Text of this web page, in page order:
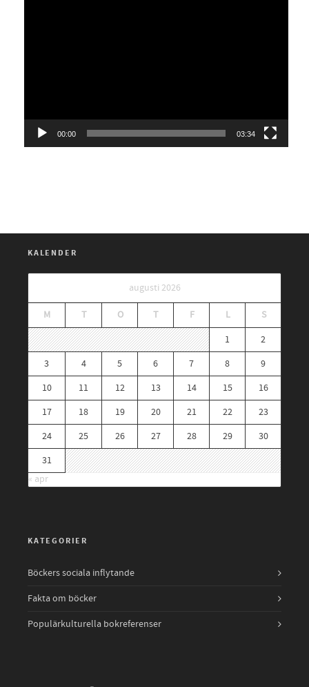
00:00 03:34
KALENDER
augusti 2026
M T O T F L
S
1
2
3
4 5 6 7 8
9
10
11 12 13 14 15
16
17
18 19 20 21 22
23
24
25 26 27 28 29
30
31
« apr
KATEGORIER
Böckers sociala inflytande
Fakta om böcker
Populärkulturella bokreferenser